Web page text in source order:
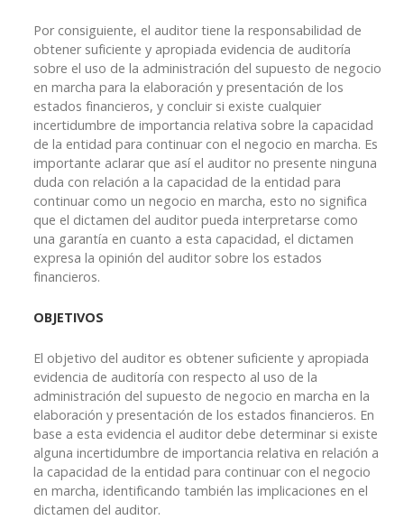
Por consiguiente, el auditor tiene la responsabilidad de
obtener suficiente y apropiada evidencia de auditoría
sobre el uso de la administración del supuesto de negocio
en marcha para la elaboración y presentación de los
estados financieros, y concluir si existe cualquier
incertidumbre de importancia relativa sobre la capacidad
de la entidad para continuar con el negocio en marcha. Es
importante aclarar que así el auditor no presente ninguna
duda con relación a la capacidad de la entidad para
continuar como un negocio en marcha, esto no significa
que el dictamen del auditor pueda interpretarse como
una garantía en cuanto a esta capacidad, el dictamen
expresa la opinión del auditor sobre los estados
financieros.
OBJETIVOS
El objetivo del auditor es obtener suficiente y apropiada
evidencia de auditoría con respecto al uso de la
administración del supuesto de negocio en marcha en la
elaboración y presentación de los estados financieros. En
base a esta evidencia el auditor debe determinar si existe
alguna incertidumbre de importancia relativa en relación a
la capacidad de la entidad para continuar con el negocio
en marcha, identificando también las implicaciones en el
dictamen del auditor.